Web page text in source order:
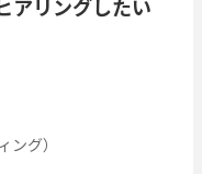
アリングしたい
グ）